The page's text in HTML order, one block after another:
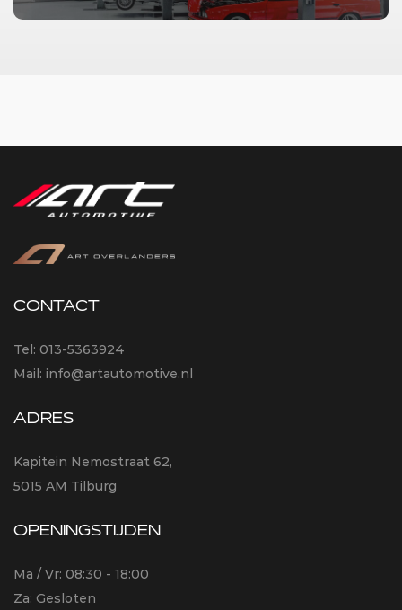
CONTACT
Tel: 013-5363924
Mail: info@artautomotive.nl
ADRES
Kapitein Nemostraat 62,
5015 AM Tilburg
OPENINGSTIJDEN
Ma / Vr: 08:30 - 18:00
Za: Gesloten